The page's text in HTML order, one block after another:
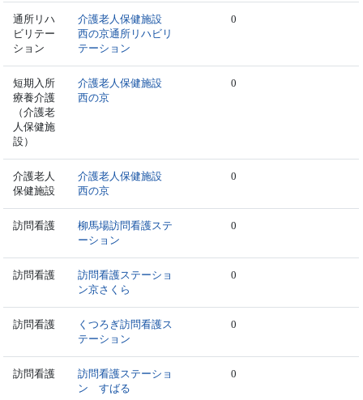
通所リハ
ビリテー
ション
介護老人保健施設
西の京通所リハビリ
テーション
0
短期入所
療養介護
（介護老
人保健施
設）
介護老人保健施設
西の京
0
介護老人
保健施設
介護老人保健施設
西の京
0
訪問看護
柳馬場訪問看護ステ
ーション
0
訪問看護
訪問看護ステーショ
ン京さくら
0
訪問看護
くつろぎ訪問看護ス
テーション
0
訪問看護
訪問看護ステーショ
ン すばる
0